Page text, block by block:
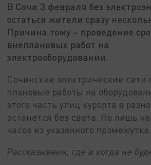
В Сочи 3 февраля без
остаться жители сразу
Причина тому – проведение
внеплановых работ на
электрооборудовании.
Сочинские электрические сети
плановые работы на
этого часть улиц курорта в
останется без света. Но лишь
часов из указанного промежутка.
Рассказываем, где и когда не